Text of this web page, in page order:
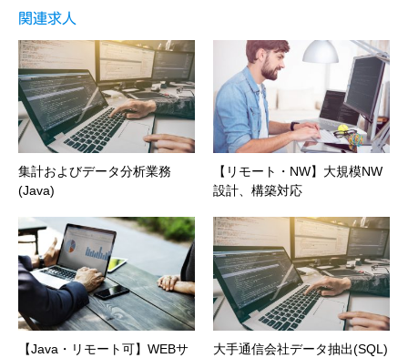
関連求人
集計およびデータ分析業務
(Java)
【リモート・NW】大規模NW
設計、構築対応
【Java・リモート可】WEBサ
大手通信会社データ抽出(SQL)